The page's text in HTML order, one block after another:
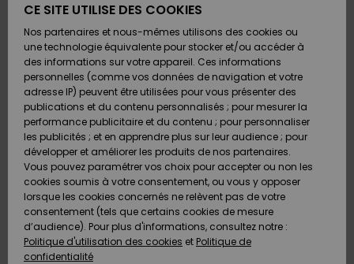
Chaussures
& Tongs
Surf
Snow
Nouveautés
Chaussures
& Tongs
Surf
Snow
Nouveautés
FEMME
A
Découvrir
Snow
SURF
Surf
Shop
Enfant
Highlights
Communauté
SNOW
Snow
Shop
Enfant
Snow
Shop
Femme
A
Découvrir
Communauté
OUTLET
Enfant
Outlet
Femme
AIDE &
CONTACT
Retours
Paiement
Carte
Cadeau
Quiksilver
Freedom
Protection
des
MAGASINS
CE SITE UTILISE DES COOKIES
Nos partenaires et nous-mêmes utilisons des cookies ou
une technologie équivalente pour stocker et/ou accéder à
des informations sur votre appareil. Ces informations
personnelles (comme vos données de navigation et votre
adresse IP) peuvent être utilisées pour vous présenter des
publications et du contenu personnalisés ; pour mesurer la
performance publicitaire et du contenu ; pour personnaliser
les publicités ; et en apprendre plus sur leur audience ; pour
développer et améliorer les produits de nos partenaires.
Vous pouvez paramétrer vos choix pour accepter ou non les
cookies soumis à votre consentement, ou vous y opposer
lorsque les cookies concernés ne relèvent pas de votre
consentement (tels que certains cookies de mesure
d’audience). Pour plus d'informations, consultez notre :
Politique d'utilisation des cookies et Politique de
confidentialité